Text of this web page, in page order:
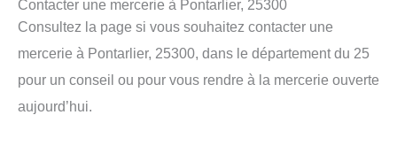
Contacter une mercerie à Pontarlier, 25300
Consultez la page si vous souhaitez contacter une
mercerie à Pontarlier, 25300, dans le département du 25
pour un conseil ou pour vous rendre à la mercerie ouverte
aujourd’hui.